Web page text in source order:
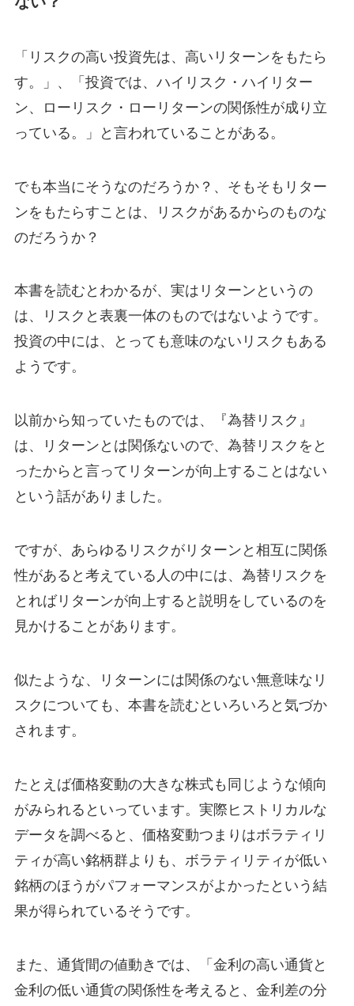
「リスクの高い投資先は、高いリターンをもたら
す。」、「投資では、ハイリスク・ハイリター
ン、ローリスク・ローリターンの関係性が成り立
っている。」と言われていることがある。
でも本当にそうなのだろうか？、そもそもリター
ンをもたらすことは、リスクがあるからのものな
のだろうか？
本書を読むとわかるが、実はリターンというの
は、リスクと表裏一体のものではないようです。
投資の中には、とっても意味のないリスクもある
ようです。
以前から知っていたものでは、『為替リスク』
は、リターンとは関係ないので、為替リスクをと
ったからと言ってリターンが向上することはない
という話がありました。
ですが、あらゆるリスクがリターンと相互に関係
性があると考えている人の中には、為替リスクを
とればリターンが向上すると説明をしているのを
見かけることがあります。
似たような、リターンには関係のない無意味なリ
スクについても、本書を読むといろいろと気づか
されます。
たとえば価格変動の大きな株式も同じような傾向
がみられるといっています。実際ヒストリカルな
データを調べると、価格変動つまりはボラティリ
ティが高い銘柄群よりも、ボラティリティが低い
銘柄のほうがパフォーマンスがよかったという結
果が得られているそうです。
また、通貨間の値動きでは、「金利の高い通貨と
金利の低い通貨の関係性を考えると、金利差の分